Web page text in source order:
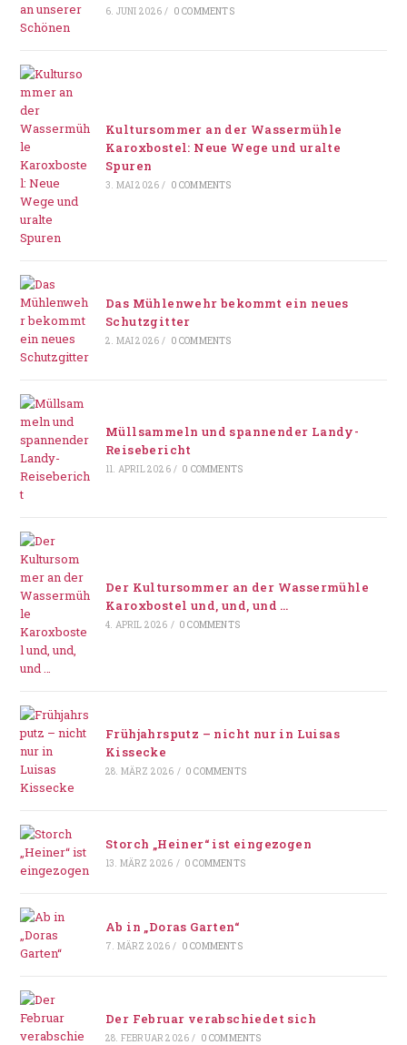
6. JUNI 2026 / 0 COMMENTS
Kultursommer an der Wassermühle
Karoxbostel: Neue Wege und uralte
Spuren
3. MAI 2026 / 0 COMMENTS
Das Mühlenwehr bekommt ein neues
Schutzgitter
2. MAI 2026 / 0 COMMENTS
Müllsammeln und spannender Landy-
Reisebericht
11. APRIL 2026 / 0 COMMENTS
Der Kultursommer an der Wassermühle
Karoxbostel und, und, und …
4. APRIL 2026 / 0 COMMENTS
Frühjahrsputz – nicht nur in Luisas
Kissecke
28. MÄRZ 2026 / 0 COMMENTS
Storch „Heiner“ ist eingezogen
13. MÄRZ 2026 / 0 COMMENTS
Ab in „Doras Garten“
7. MÄRZ 2026 / 0 COMMENTS
Der Februar verabschiedet sich
28. FEBRUAR 2026 / 0 COMMENTS